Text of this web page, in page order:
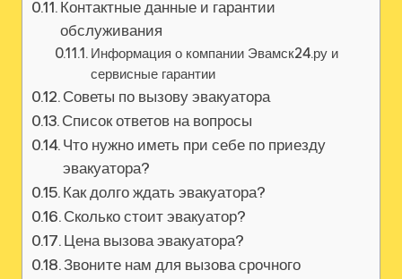
Контактные данные и гарантии
обслуживания
Информация о компании Эвамск24.ру и
сервисные гарантии
Советы по вызову эвакуатора
Список ответов на вопросы
Что нужно иметь при себе по приезду
эвакуатора?
Как долго ждать эвакуатора?
Сколько стоит эвакуатор?
Цена вызова эвакуатора?
Звоните нам для вызова срочного